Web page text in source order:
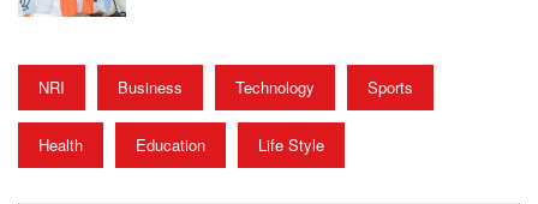
NRI Business Technology Sports
Health Education Life Style